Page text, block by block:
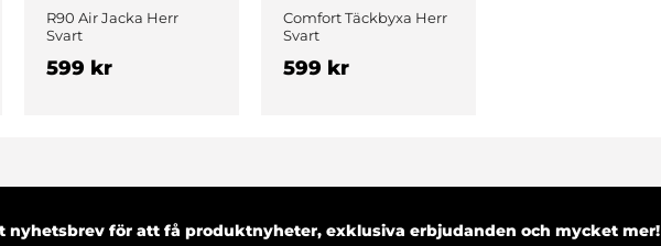
R90 Air Jacka Herr
Svart
599 kr
Comfort Täckbyxa Herr
Svart
599 kr
nyhetsbrev för att få produktnyheter, exklusiva erbjudanden och mycket mer!